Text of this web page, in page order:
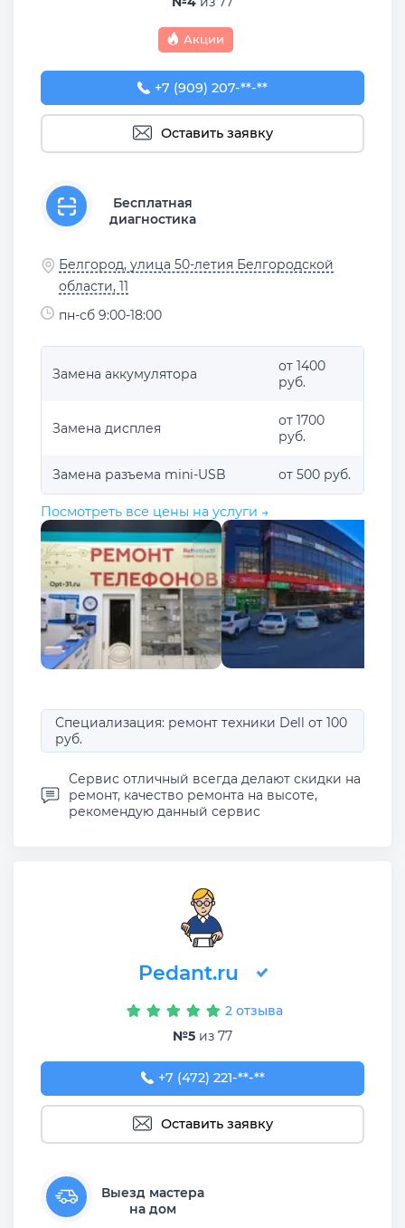
Акции
+7 (909) 207-23-52
+7 (909) 207-**-**
Оставить заявку
Бесплатная
диагностика
Белгород, улица 50-летия Белгородской
области, 11
пн-сб 9:00-18:00
Замена аккумулятора
от 1400
руб.
Замена дисплея
от 1700
руб.
Замена разъема mini-USB от 500 руб.
Посмотреть все цены на услуги →
Специализация: ремонт техники Dell от 100
руб.
Сервис отличный всегда делают скидки на
ремонт, качество ремонта на высоте,
рекомендую данный сервис
Pedant.ru
2 отзыва
№5 из 77
+7 (472) 221-84-50
+7 (472) 221-**-**
Оставить заявку
Выезд мастера
на дом